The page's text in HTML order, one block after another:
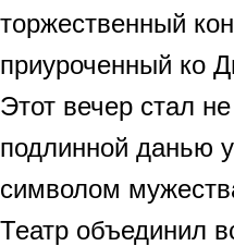
торжественный
приуроченный ко
​Этот вечер стал
подлинной данью
символом
Театр объединил